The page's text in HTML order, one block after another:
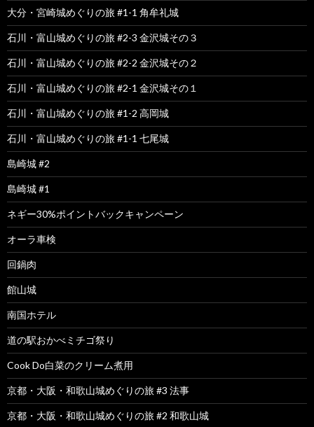
大分・宮崎城めぐりの旅 #1-1 角牟礼城
石川・富山城めぐりの旅 #2-3 金沢城その３
石川・富山城めぐりの旅 #2-2 金沢城その２
石川・富山城めぐりの旅 #2-1 金沢城その１
石川・富山城めぐりの旅 #1-2 高岡城
石川・富山城めぐりの旅 #1-1 七尾城
島崎城 #2
島崎城 #1
ネギー30%ポイントバックキャンペーン
オーラ車検
回鍋肉
館山城
南国ホテル
道の駅おかべミチゴ祭り
Cook Do白菜のクリーム煮用
京都・大阪・和歌山城めぐりの旅 #3 法事
京都・大阪・和歌山城めぐりの旅 #2 和歌山城